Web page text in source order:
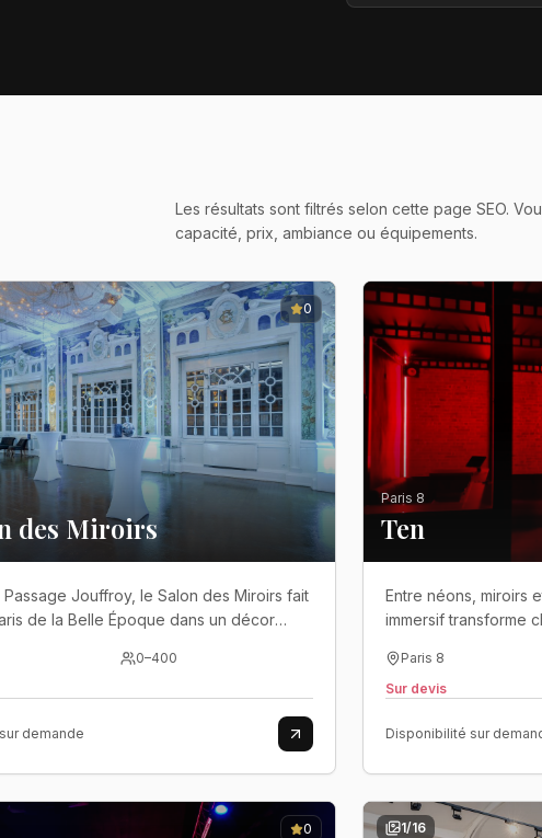
Les résultats sont filtrés selon cette page SEO.
capacité, prix, ambiance ou équipements.
0
des Miroirs
Jouffroy, le Salon des Miroirs fait
de la Belle Époque dans un décor
0–400
demande
Paris 8
Ten
Entre néons, miroirs
immersif transforme
Paris 8
Sur devis
Disponibilité sur
0 1/16